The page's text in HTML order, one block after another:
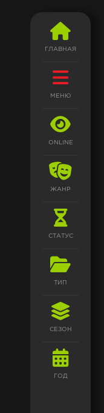
ГЛАВНАЯ
МЕНЮ
ONLINE
ЖАНР
СТАТУС
ТИП
СЕЗОН
ГОД